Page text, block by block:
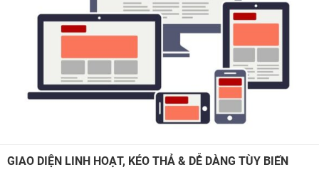
GIAO DIỆN LINH HOẠT, KÉO THẢ & DỄ DÀNG TÙY BIẾN